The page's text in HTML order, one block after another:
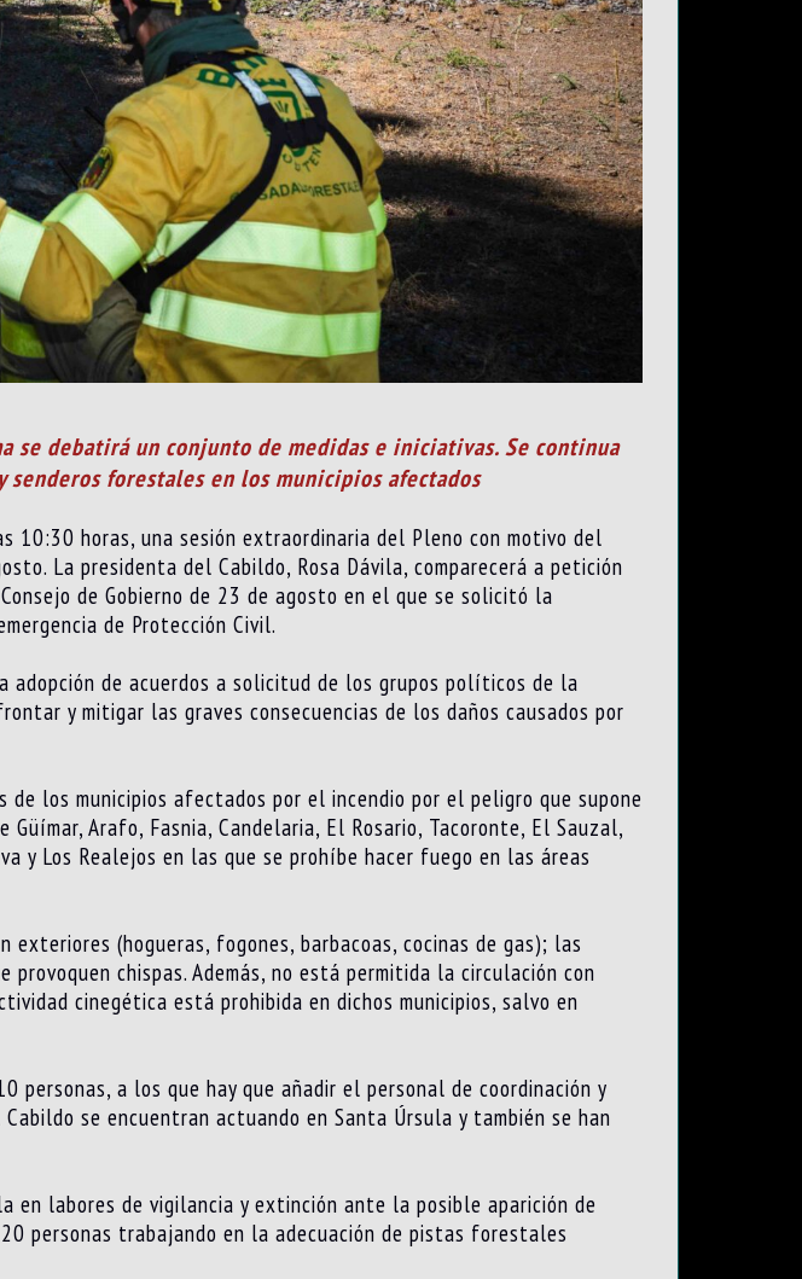
debatirá un conjunto de medidas e iniciativas. Se continua
forestales en los municipios afectados
horas, una sesión extraordinaria del Pleno con motivo del
La presidenta del Cabildo, Rosa Dávila, comparecerá a petición
de Gobierno de 23 de agosto en el que se solicitó la
de Protección Civil.
de acuerdos a solicitud de los grupos políticos de la
y mitigar las graves consecuencias de los daños causados por
los municipios afectados por el incendio por el peligro que supone
Arafo, Fasnia, Candelaria, El Rosario, Tacoronte, El Sauzal,
y Los Realejos en las que se prohíbe hacer fuego en las áreas
(hogueras, fogones, barbacoas, cocinas de gas); las
chispas. Además, no está permitida la circulación con
cinegética está prohibida en dichos municipios, salvo en
a los que hay que añadir el personal de coordinación y
se encuentran actuando en Santa Úrsula y también se han
labores de vigilancia y extinción ante la posible aparición de
personas trabajando en la adecuación de pistas forestales